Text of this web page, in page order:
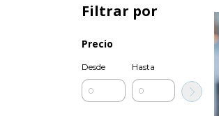
Filtrar por
Precio
Desde Hasta